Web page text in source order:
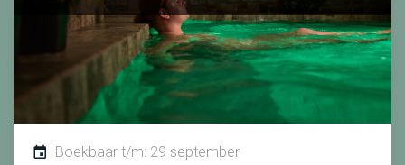
Boekbaar t/m: 29 september